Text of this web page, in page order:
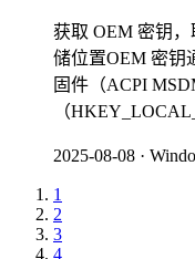
获取 ​​OEM 密钥​​
储位置​​OEM 密钥
固件（ACPI
（
2025-08-08 ·
1
2
3
4